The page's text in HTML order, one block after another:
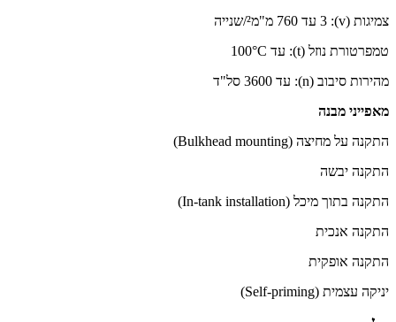
צמיגות (v): 3 עד 760 מ"מ²/שנייה
טמפרטורת נוזל (t): עד 100°C
מהירות סיבוב (n): עד 3600 סל"ד
מאפייני מבנה
התקנה על מחיצה (Bulkhead mounting)
התקנה יבשה
התקנה בתוך מיכל (In-tank installation)
התקנה אנכית
התקנה אופקית
יניקה עצמית (Self-priming)